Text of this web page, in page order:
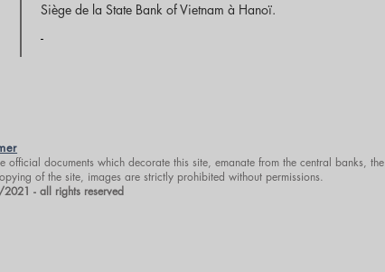
Siège de la State Bank of Vietnam à Hanoï.
-
documents which decorate this site, emanate from the central banks, the
of the site, images are strictly prohibited without permissions.
- all rights reserved